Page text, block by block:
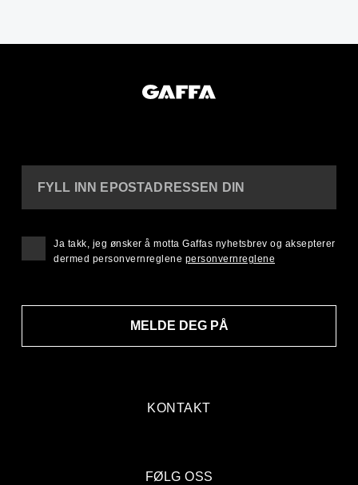
KONTAKT
FYLL INN EPOSTADRESSEN DIN
MELDE DEG PÅ
Ja takk, jeg ønsker å motta Gaffas nyhetsbrev og aksepterer
dermed personvernreglene personvernreglene
FØLG OSS